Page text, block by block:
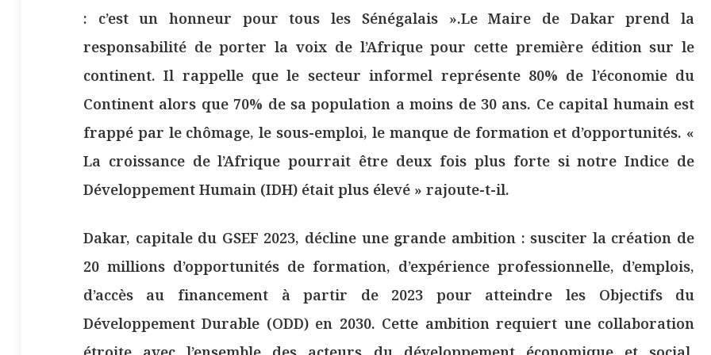
: c’est un honneur pour tous les Sénégalais ».Le Maire de Dakar prend la
responsabilité de porter la voix de l’Afrique pour cette première édition sur le
continent. Il rappelle que le secteur informel représente 80% de l’économie du
Continent alors que 70% de sa population a moins de 30 ans. Ce capital humain est
frappé par le chômage, le sous-emploi, le manque de formation et d’opportunités. «
La croissance de l’Afrique pourrait être deux fois plus forte si notre Indice de
Développement Humain (IDH) était plus élevé » rajoute-t-il.
Dakar, capitale du GSEF 2023, décline une grande ambition : susciter la création de
20 millions d’opportunités de formation, d’expérience professionnelle, d’emplois,
d’accès au financement à partir de 2023 pour atteindre les Objectifs du
Développement Durable (ODD) en 2030. Cette ambition requiert une collaboration